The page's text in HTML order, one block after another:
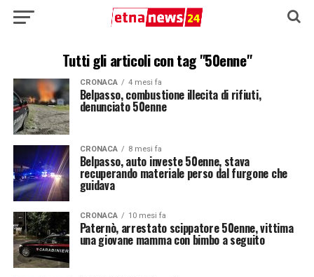
Tutti gli articoli con tag "50enne"
CRONACA 4 mesi fa
Belpasso, combustione illecita di rifiuti,
denunciato 50enne
CRONACA 8 mesi fa
Belpasso, auto investe 50enne, stava
recuperando materiale perso dal furgone che
guidava
CRONACA 10 mesi fa
Paternò, arrestato scippatore 50enne, vittima
una giovane mamma con bimbo a seguito